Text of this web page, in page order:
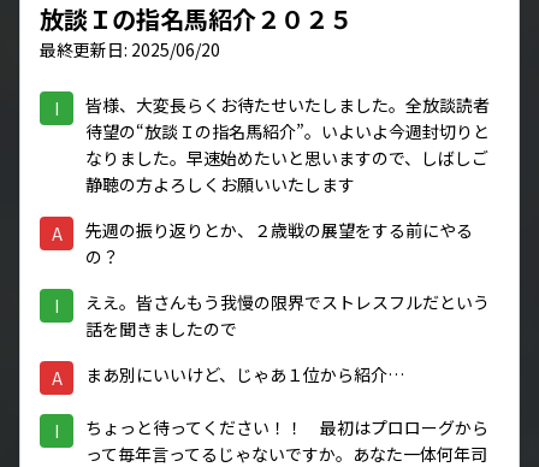
放談Ｉの指名馬紹介２０２５
最終更新日: 2025/06/20
I
皆様、大変長らくお待たせいたしました。全放談読者
待望の“放談Ｉの指名馬紹介”。いよいよ今週封切りと
なりました。早速始めたいと思いますので、しばしご
静聴の方よろしくお願いいたします
A
先週の振り返りとか、２歳戦の展望をする前にやる
の？
I
ええ。皆さんもう我慢の限界でストレスフルだという
話を聞きましたので
A まあ別にいいけど、じゃあ１位から紹介…
I
ちょっと待ってください！！ 最初はプロローグから
って毎年言ってるじゃないですか。あなた一体何年司